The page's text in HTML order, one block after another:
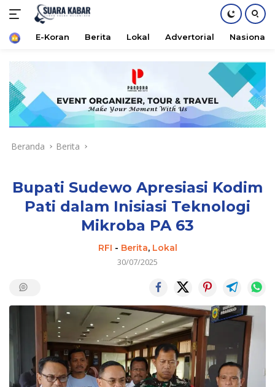
konten
HomeE-Koran Berita Lokal Advertorial Nasional
Beranda Berita
Bupati Sudewo Apresiasi Kodim
Pati dalam Inisiasi Teknologi
Mikroba PA 63
RFI - Berita, Lokal
30/07/2025